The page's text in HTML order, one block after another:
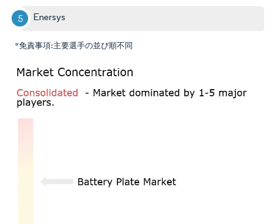
Enersys
*免責事項:主要選手の並び順不同